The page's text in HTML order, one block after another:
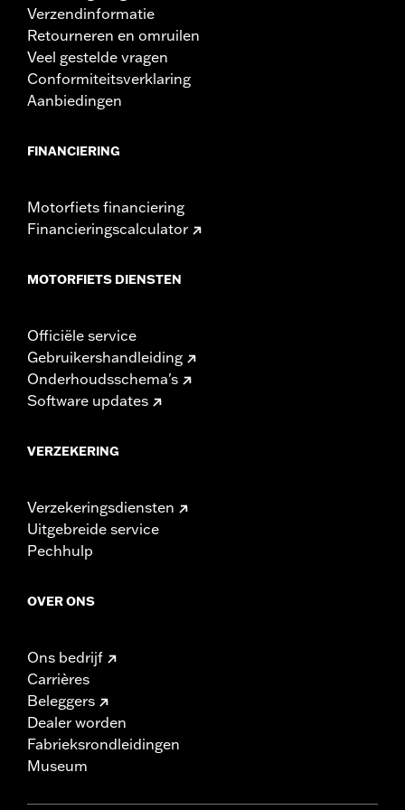
Verzendinformatie
Retourneren en omruilen
Veel gestelde vragen
Conformiteitsverklaring
Aanbiedingen
FINANCIERING
Motorfiets financiering
Financieringscalculator
MOTORFIETS DIENSTEN
Officiële service
Gebruikershandleiding
Onderhoudsschema's
Software updates
VERZEKERING
Verzekeringsdiensten
Uitgebreide service
Pechhulp
OVER ONS
Ons bedrijf
Carrières
Beleggers
Dealer worden
Fabrieksrondleidingen
Museum